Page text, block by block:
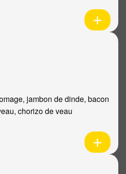
jambon de dinde, bacon
chorizo de veau